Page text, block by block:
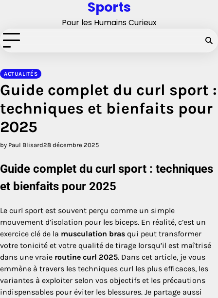
Sports
Pour les Humains Curieux
ACTUALITÉS
Guide complet du curl sport :
techniques et bienfaits pour
2025
by Paul Blisard28 décembre 2025
Guide complet du curl sport : techniques
et bienfaits pour 2025
Le curl sport est souvent perçu comme un simple
mouvement d’isolation pour les biceps. En réalité, c’est un
exercice clé de la musculation bras qui peut transformer
votre tonicité et votre qualité de tirage lorsqu’il est maîtrisé
dans une vraie routine curl 2025. Dans cet article, je vous
emmène à travers les techniques curl les plus efficaces, les
variantes à exploiter selon vos objectifs et les précautions
indispensables pour éviter les blessures. Je partage aussi